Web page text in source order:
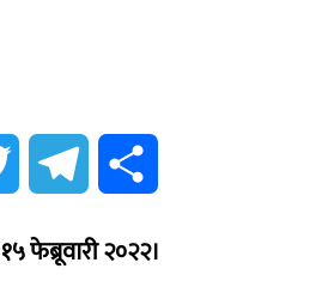
Twitter Telegram
फेब्रूवारी २०२२।